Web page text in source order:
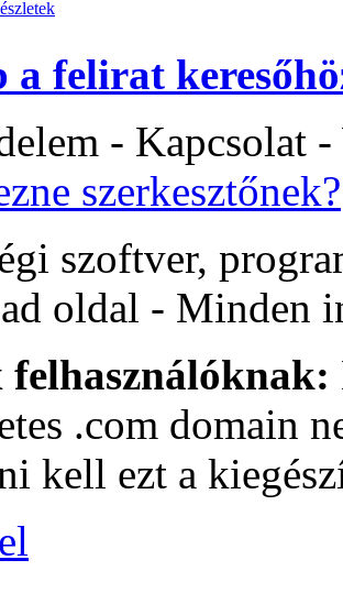
a felirat
- Kapcsolat
szerkesztőnek?
szoftver,
oldal - Minden
.com domain
kell ezt a